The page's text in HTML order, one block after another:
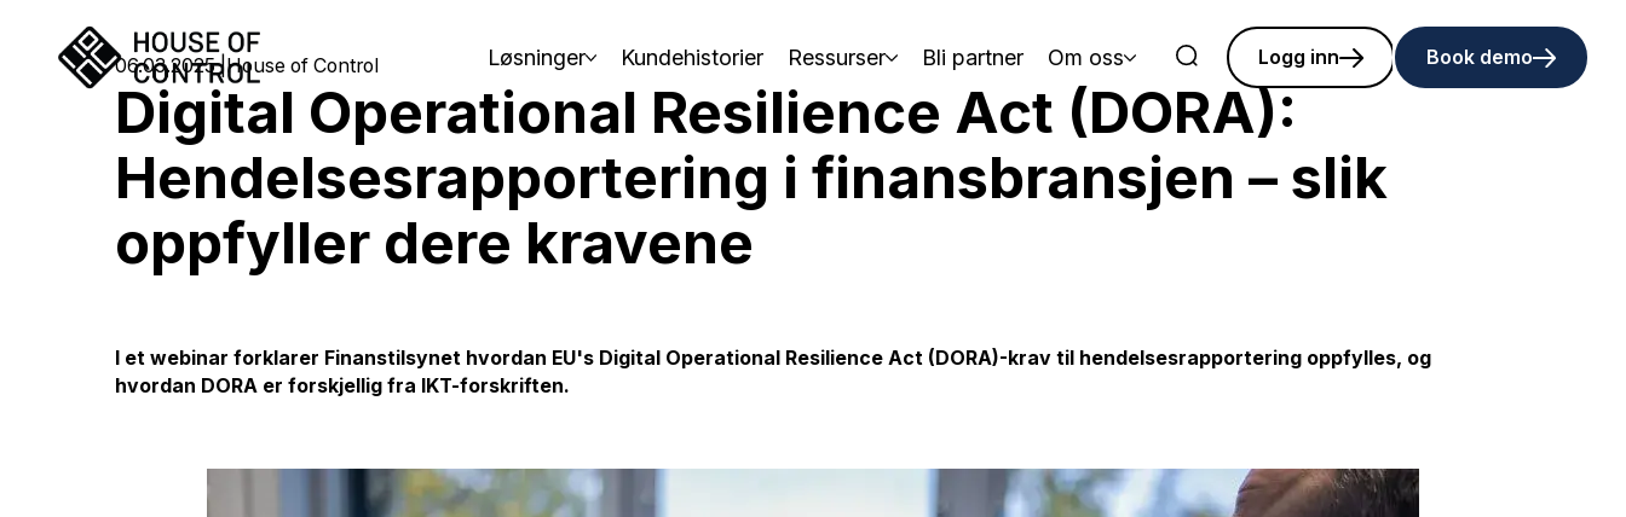
Løsninger Kundehistorier Ressurser Bli partner Om oss Logg inn Book demo
06.03.2025 House of Control
Digital Operational Resilience Act (DORA):
Hendelsesrapportering i finansbransjen – slik
oppfyller dere kravene
I et webinar forklarer Finanstilsynet hvordan EU's Digital Operational Resilience Act (DORA)-krav til hendelsesrapportering oppfylles, og
hvordan DORA er forskjellig fra IKT-forskriften.